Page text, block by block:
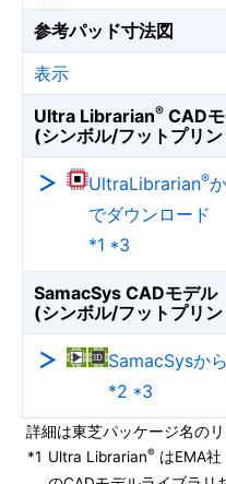
参考パッド寸法図
表示
Ultra Librarian® CAD
(シンボル/フットプリ
UltraLibrarian®
でダウンロード
*1 *3
SamacSys CADモデル
(シンボル/フットプリ
SamacSysか
*2 *3
詳細は東芝パッケージ名の
*1 Ultra Librarian® はEMA